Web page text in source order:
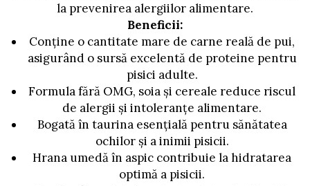
la prevenirea alergiilor alimentare.
Beneficii:
Conține o cantitate mare de carne reală de pui,
asigurând o sursă excelentă de proteine pentru
pisici adulte.
Formula fără OMG, soia și cereale reduce riscul
de alergii și intoleranțe alimentare.
Bogată în taurina esențială pentru sănătatea
ochilor și a inimii pisicii.
Hrana umedă în aspic contribuie la hidratarea
optimă a pisicii.